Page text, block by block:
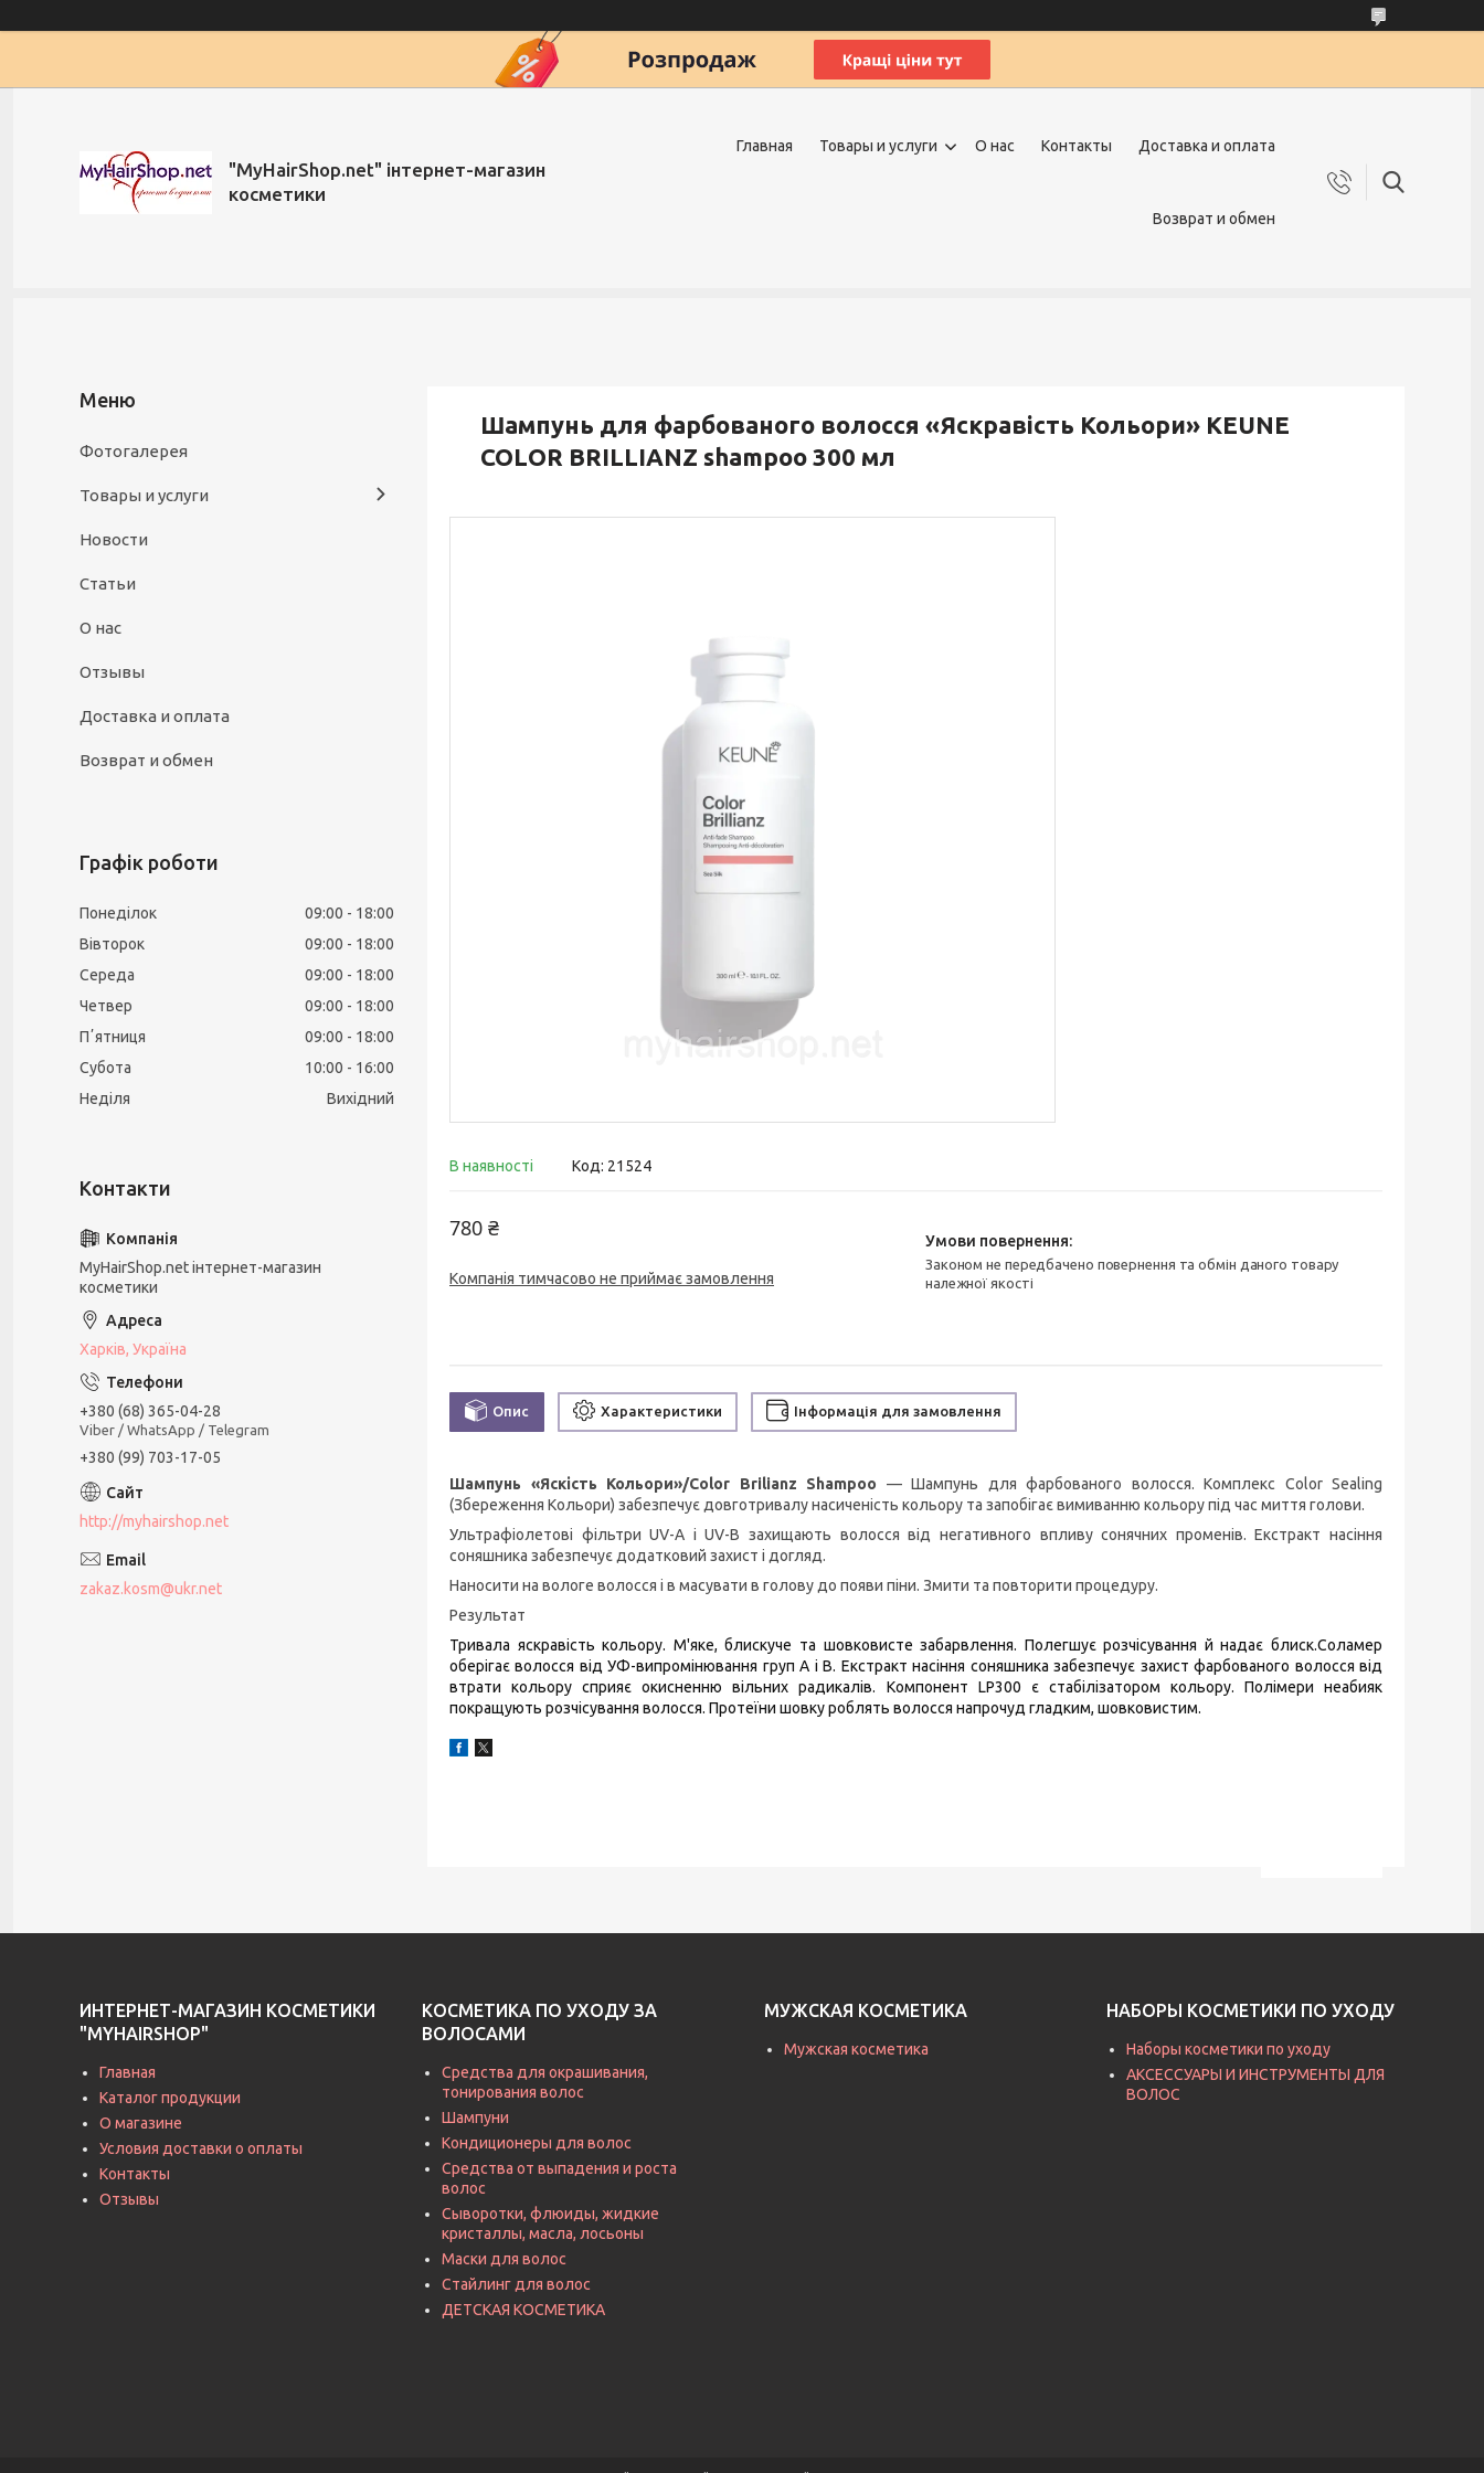
"MyHairShop.net" інтернет-магазин
косметики
Главная Товары и услуги О нас Контакты Доставка и оплата
Возврат и обмен
Шампунь для фарбованого волосся «Яскравість Кольори» KEUNE
COLOR BRILLIANZ shampoo 300 мл
В наявності Код: 21524
780 ₴
Компанія тимчасово не приймає замовлення
Законом не передбачено повернення та обмін даного товару
належної якості
Опис Характеристики Інформація для замовлення
Шампунь «Яскість Кольори»/Color Brilianz Shampoo — Шампунь для фарбованого волосся. Комплекс Color Sealing
(Збереження Кольори) забезпечує довготривалу насиченість кольору та запобігає вимиванню кольору під час миття голови.
Ультрафіолетові фільтри UV-A і UV-В захищають волосся від негативного впливу сонячних променів. Екстракт насіння
соняшника забезпечує додатковий захист і догляд.
Наносити на вологе волосся і в масувати в голову до появи піни. Змити та повторити процедуру.
Результат
Тривала яскравість кольору. М'яке, блискуче та шовковисте забарвлення. Полегшує розчісування й надає блиск.Соламер
оберігає волосся від УФ-випромінювання груп А і В. Екстракт насіння соняшника забезпечує захист фарбованого волосся від
втрати кольору сприяє окисненню вільних радикалів. Компонент LP300 є стабілізатором кольору. Полімери неабияк
покращують розчісування волосся. Протеїни шовку роблять волосся напрочуд гладким, шовковистим.
Фотогалерея
Товары и услуги
Новости
Статьи
О нас
Отзывы
Доставка и оплата
Возврат и обмен
Графік роботи
Понеділок 09:00
18:00
Вівторок
09:00
18:00
Середа
09:00
18:00
Четвер
09:00
18:00
Пʼятниця
09:00
18:00
Субота
10:00
16:00
Неділя
Вихідний
MyHairShop.net інтернет-магазин
косметики
Харків, Україна
+380 (68) 365-04-28
Viber / WhatsApp / Telegram
+380 (99) 703-17-05
http://myhairshop.net
zakaz.kosm@ukr.net
ИНТЕРНЕТ-МАГАЗИН КОСМЕТИКИ
"MYHAIRSHOP"
Главная
Каталог продукции
О магазине
Условия доставки о оплаты
Контакты
Отзывы
КОСМЕТИКА ПО УХОДУ ЗА
ВОЛОСАМИ
Средства для окрашивания,
тонирования волос
Шампуни
Кондиционеры для волос
Средства от выпадения и роста
волос
Сыворотки, флюиды, жидкие
кристаллы, масла, лосьоны
Маски для волос
Стайлинг для волос
ДЕТСКАЯ КОСМЕТИКА
МУЖСКАЯ КОСМЕТИКА
Мужская косметика
НАБОРЫ КОСМЕТИКИ ПО УХОДУ
Наборы косметики по уходу
АКСЕССУАРЫ И ИНСТРУМЕНТЫ ДЛЯ
ВОЛОС